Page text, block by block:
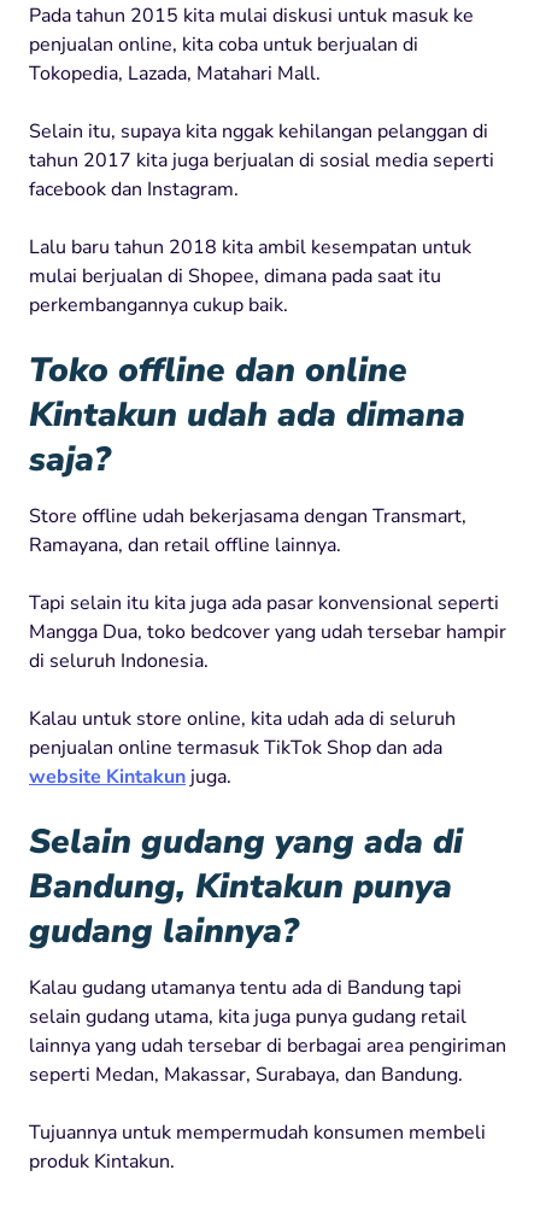
Pada tahun 2015 kita mulai diskusi untuk masuk ke
penjualan online, kita coba untuk berjualan di
Tokopedia, Lazada, Matahari Mall.
Selain itu, supaya kita nggak kehilangan pelanggan di
tahun 2017 kita juga berjualan di sosial media seperti
facebook dan Instagram.
Lalu baru tahun 2018 kita ambil kesempatan untuk
mulai berjualan di Shopee, dimana pada saat itu
perkembangannya cukup baik.
Toko offline dan online
Kintakun udah ada dimana
saja?
Store offline udah bekerjasama dengan Transmart,
Ramayana, dan retail offline lainnya.
Tapi selain itu kita juga ada pasar konvensional seperti
Mangga Dua, toko bedcover yang udah tersebar hampir
di seluruh Indonesia.
Kalau untuk store online, kita udah ada di seluruh
penjualan online termasuk TikTok Shop dan ada
website Kintakun juga.
Selain gudang yang ada di
Bandung, Kintakun punya
gudang lainnya?
Kalau gudang utamanya tentu ada di Bandung tapi
selain gudang utama, kita juga punya gudang retail
lainnya yang udah tersebar di berbagai area pengiriman
seperti Medan, Makassar, Surabaya, dan Bandung.
Tujuannya untuk mempermudah konsumen membeli
produk Kintakun.